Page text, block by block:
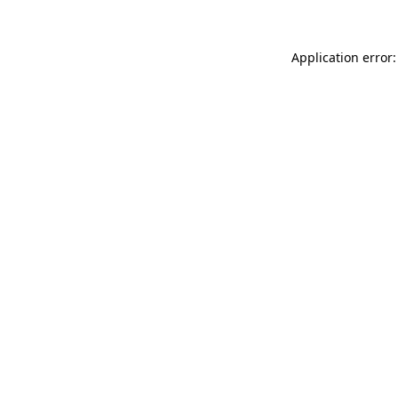
Application